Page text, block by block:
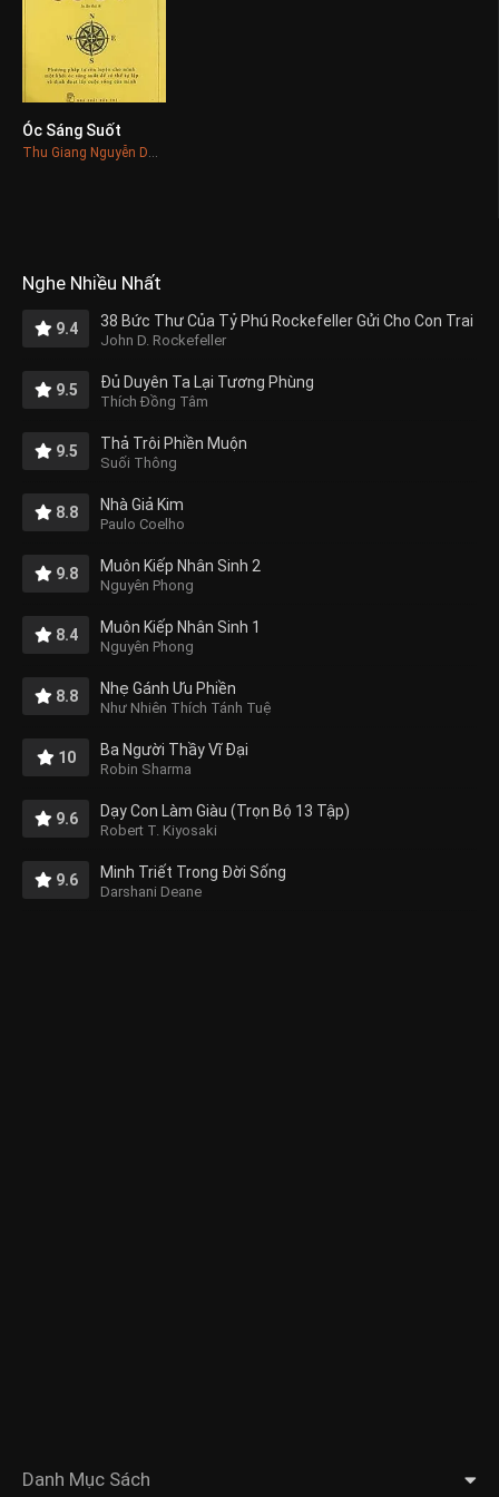
Óc Sáng Suốt
Nghe Nhiều Nhất
9.4 38 Bức Thư Của Tỷ Phú Rockefeller Gửi Cho Con Trai
John D. Rockefeller
9.5 Đủ Duyên Ta Lại Tương Phùng
Thích Đồng Tâm
9.5 Thả Trôi Phiền Muộn
Suối Thông
8.8 Nhà Giả Kim
Paulo Coelho
9.8 Muôn Kiếp Nhân Sinh 2
Nguyên Phong
8.4 Muôn Kiếp Nhân Sinh 1
Nguyên Phong
8.8 Nhẹ Gánh Ưu Phiền
Như Nhiên Thích Tánh Tuệ
10 Ba Người Thầy Vĩ Đại
Robin Sharma
9.6 Dạy Con Làm Giàu (Trọn Bộ 13 Tập)
Robert T. Kiyosaki
9.6 Minh Triết Trong Đời Sống
Darshani Deane
Danh Mục Sách